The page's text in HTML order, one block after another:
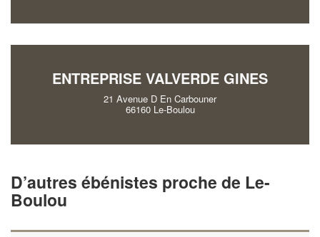
ENTREPRISE VALVERDE GINES
21 Avenue D En Carbouner
66160 Le-Boulou
D’autres ébénistes proche de Le-
Boulou